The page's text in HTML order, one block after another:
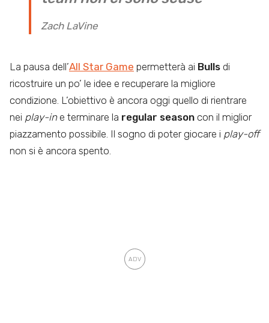
Zach LaVine
La pausa dell’All Star Game permetterà ai Bulls di
ricostruire un po’ le idee e recuperare la migliore
condizione. L’obiettivo è ancora oggi quello di rientrare
nei play-ine terminare la regular season con il miglior
piazzamento possibile. Il sogno di poter giocare i play-off
non si è ancora spento.